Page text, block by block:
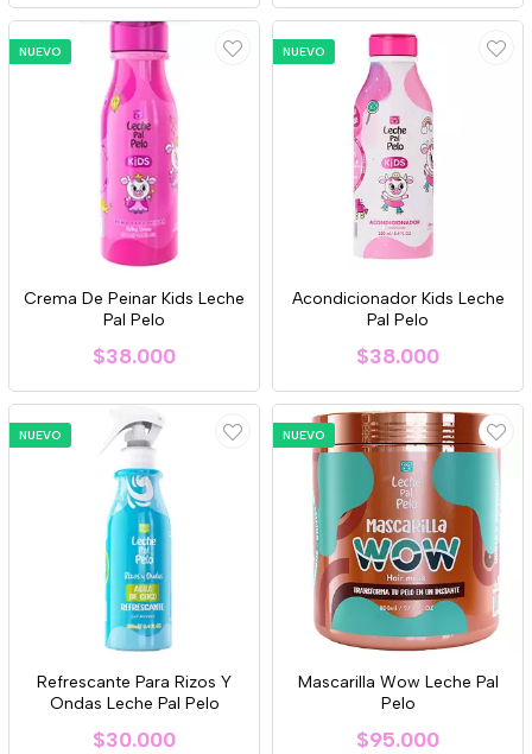
NUEVO
Crema De Peinar Kids Leche
Pal Pelo
$38.000
NUEVO
Acondicionador Kids Leche
Pal Pelo
$38.000
NUEVO
Refrescante Para Rizos Y
Ondas Leche Pal Pelo
$30.000
NUEVO
Mascarilla Wow Leche Pal
Pelo
$95.000